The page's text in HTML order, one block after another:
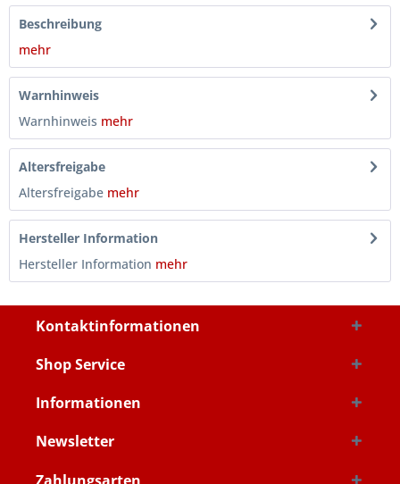
Beschreibung
mehr
Warnhinweis
Warnhinweis mehr
Altersfreigabe
Altersfreigabe mehr
Hersteller Information
Hersteller Information mehr
Kontaktinformationen
Shop Service
Informationen
Newsletter